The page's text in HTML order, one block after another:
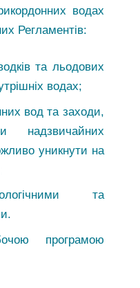
водах
Регламентів:
та льодових
водах;
вод та заходи,
уникнути на
та
програмою